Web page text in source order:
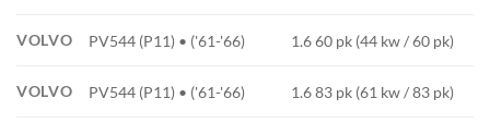
VOLVO PV544 (P11) • ('61-'66) 1.6 60 pk (44 kw / 60 pk)
VOLVO PV544 (P11) • ('61-'66) 1.6 83 pk (61 kw / 83 pk)